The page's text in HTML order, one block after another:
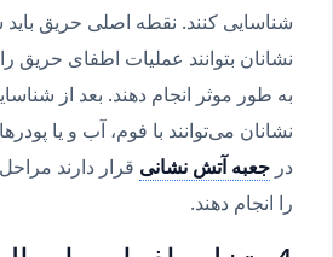
شناسایی کنند. نقطه اصلی حریق باید
نشانان بتوانند عملیات اطفای حریق
به طور موثر انجام دهند. بعد از
نشانان می‌توانند با فوم، آب و یا
در جعبه آتش نشانیقرار دارند
را انجام دهند.